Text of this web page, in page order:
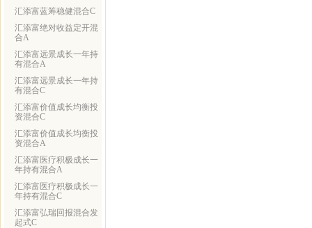
汇添富蓝筹稳健混合C
汇添富绝对收益定开混
合A
汇添富远景成长一年持
有混合A
汇添富远景成长一年持
有混合C
汇添富价值成长均衡投
资混合C
汇添富价值成长均衡投
资混合A
汇添富医疗积极成长一
年持有混合A
汇添富医疗积极成长一
年持有混合C
汇添富弘瑞回报混合发
起式C